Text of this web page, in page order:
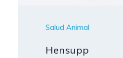
Salud Animal
Hensupp